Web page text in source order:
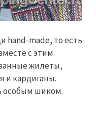
hand-made, то есть
с этим
жилеты,
и кардиганы.
особым шиком.